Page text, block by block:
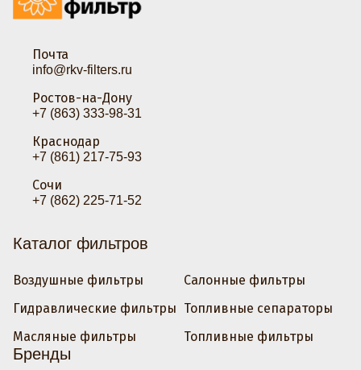
Почта
info@rkv-filters.ru
Ростов-на-Дону
+7 (863) 333-98-31
Краснодар
+7 (861) 217-75-93
Сочи
+7 (862) 225-71-52
Каталог фильтров
Воздушные фильтры
Гидравлические фильтры
Масляные фильтры
Салонные фильтры
Топливные сепараторы
Топливные фильтры
Бренды